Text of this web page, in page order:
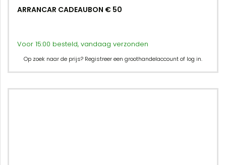
ARRANCAR CADEAUBON € 50
Voor 15:00 besteld, vandaag verzonden
Op zoek naar de prijs? Registreer een groothandelaccount of log in.